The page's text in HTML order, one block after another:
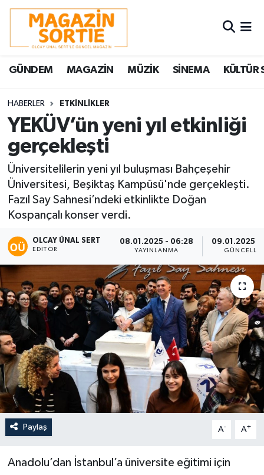
GÜNDEM MAGAZİN MÜZİK SİNEMA KÜLTÜR
HABERLER ETKİNLİKLER
YEKÜV’ün yeni yıl etkinliği
gerçekleşti
Üniversitelilerin yeni yıl buluşması Bahçeşehir
Üniversitesi, Beşiktaş Kampüsü'nde gerçekleşti.
Fazıl Say Sahnesi’ndeki etkinlikte Doğan
Kospançalı konser verdi.
OLCAY ÜNAL SERT
EDITÖR
08.01.2025 - 06:28
YAYINLANMA
09.01.2025 -
Paylaş A- A+
Anadolu’dan İstanbul’a üniversite eğitimi için
Nöbetçi Eczaneler
Hava Durumu
Trafik Durumu
Süper Lig Puan Durumu ve Fikstür
Tüm Manşetler
Son Dakika Haberleri